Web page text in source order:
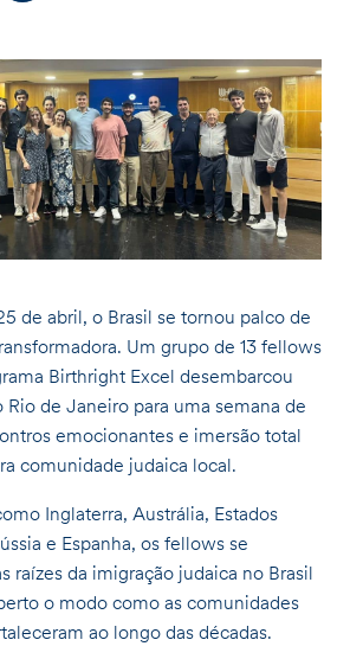
de abril, o Brasil se tornou palco de
Um grupo de 13 fellows
Birthright Excel desembarcou
Rio de Janeiro para uma semana de
emocionantes e imersão total
comunidade judaica local.
Inglaterra, Austrália, Estados
e Espanha, os fellows se
raízes da imigração judaica no Brasil
o modo como as comunidades
ao longo das décadas.